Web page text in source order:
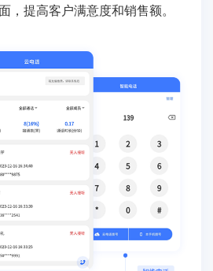
，提高客户满意度和销售额。